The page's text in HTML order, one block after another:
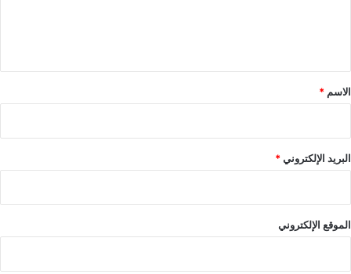
*
الاسم *
البريد الإلكتروني*
الموقع الإلكتروني